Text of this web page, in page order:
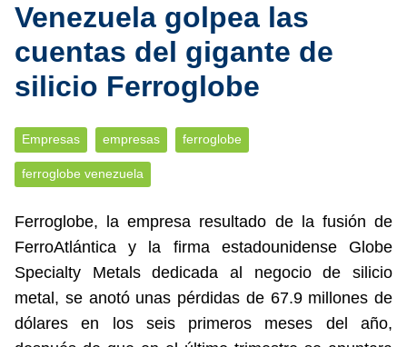
Venezuela golpea las
cuentas del gigante de
silicio Ferroglobe
Empresas empresas ferroglobe
ferroglobe venezuela
Ferroglobe, la empresa resultado de la fusión de
FerroAtlántica y la firma estadounidense Globe
Specialty Metals dedicada al negocio de silicio
metal, se anotó unas pérdidas de 67.9 millones de
dólares en los seis primeros meses del año,